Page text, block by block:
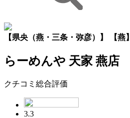
【県央（燕・三条・弥彦）】 【燕】
らーめんや 天家 燕店
クチコミ総合評価
3.3